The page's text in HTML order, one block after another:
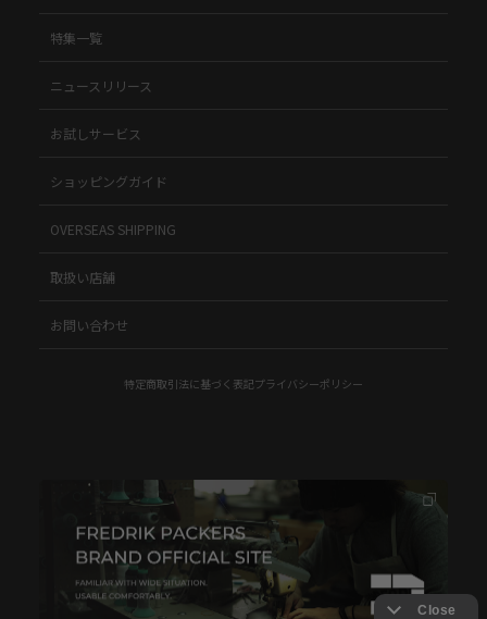
特集一覧
ニュースリリース
お試しサービス
ショッピングガイド
OVERSEAS SHIPPING
取扱い店舗
お問い合わせ
特定商取引法に基づく表記プライバシーポリシー